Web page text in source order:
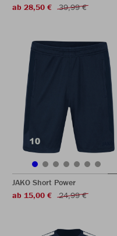
ab 28,50 €
39,99 €
JAKO Short Power
ab 15,00 €
24,99 €